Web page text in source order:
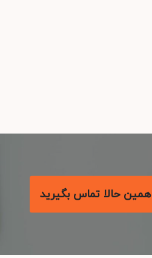
همین حالا تماس بگیرید